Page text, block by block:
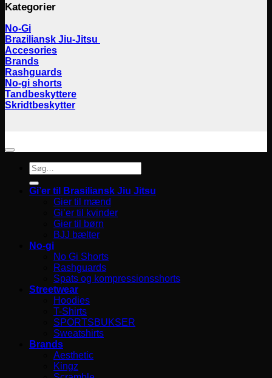
Kategorier
No-Gi
Braziliansk Jiu-Jitsu
Accesories
Brands
Rashguards
No-gi shorts
Tandbeskyttere
Skridtbeskytter
Søg
efter:
Gi’er til Brasiliansk Jiu Jitsu
Gier til mænd
Gi’er til kvinder
Gier til børn
BJJ bælter
No-gi
No Gi Shorts
Rashguards
Spats og kompressionsshorts
Streetwear
Hoodies
T-Shirts
SPORTSBUKSER
Sweatshirts
Brands
Aesthetic
Kingz